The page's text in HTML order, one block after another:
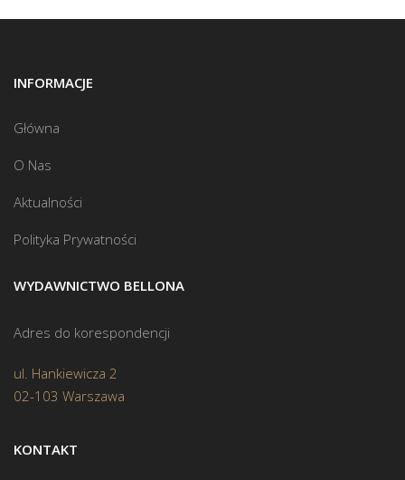
INFORMACJE
Główna
O Nas
Aktualności
Polityka Prywatności
WYDAWNICTWO BELLONA
Adres do korespondencji
ul. Hankiewicza 2
02-103 Warszawa
KONTAKT